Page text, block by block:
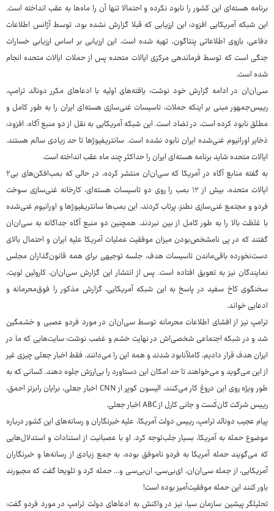
برنامه هسته‌ای این کشور را نابود نکرده و احتمالا تنها آن را ماه‌ها به عقب انداخته است.
این شبکه آمریکایی افزود: این ارزیابی که قبلا گزارش نشده بود، توسط آژانس اطلاعات
دفاعی، بازوی اطلاعاتی پنتاگون، تهیه شده است. این ارزیابی بر اساس ارزیابی خسارات
جنگی است که توسط فرماندهی مرکزی ایالات متحده پس از حملات ایالات متحده انجام
شده است.
سی‌ان‌ان در ادامه گزارش خود نوشت: یافته‌های اولیه با ادعاهای مکرر دونالد ترامپ،
رییس‌جمهور مبنی بر اینکه حملات، تاسیسات غنی‌سازی هسته‌ای ایران را به طور کامل و
مطلق نابود کرده است، در تضاد است. این شبکه آمریکایی به نقل از دو منبع آگاه، افزود:
ذخایر اورانیوم غنی‌شده ایران نابود نشده است. سانتریفیوژها تا حد زیادی سالم هستند.
ایالات متحده شاید برنامه هسته‌ای ایران را حداکثر چند ماه عقب انداخته است.
به گفته منابع آگاه در آمریکا که سی‌ان‌ان منتشر کرده، در حالی که بمب‌افکن‌های بی۲
ایالات متحده، بیش از ۱۲ بمب را روی دو تاسیسات هسته‌ای، کارخانه غنی‌سازی سوخت
فردو و مجتمع غنی‌سازی نطنز، پرتاب کردند، این بمب‌ها سانتریفیوژها و اورانیوم غنی‌شده
با غلظت بالا را به طور کامل از بین نبردند. همچنین دو منبع آگاه جداگانه به سی‌ان‌ان
گفتند که در پی نامشخص‌بودن میزان موفقیت عملیات آمریکا علیه ایران و احتمال بالای
دست‌نخورده باقی‌ماندن تاسیسات هدف، جلسه توجیهی برای همه قانون‌گذاران مجلس
نمایندگان نیز به تعویق افتاده است. پس از انتشار این گزارش سی‌ان‌ان، کارولین لویت،
سخنگوی کاخ سفید در پاسخ به این شبکه آمریکایی، گزارش مذکور را فوق‌محرمانه و
ادعایی خواند.
ترامپ نیز از افشای اطلاعات محرمانه توسط سی‌ان‌ان در مورد فردو عصبی و خشمگین
شد و در شبکه اجتماعی شخصی‌اش در نهایت خشم و غضب نوشت: سایت‌هایی که ما در
ایران هدف قرار دادیم، کاملاًنابود شدند و همه این را می‌دانند. فقط اخبار جعلی چیزی غیر
از این می‌گوید و می‌خواهند تا حد امکان این دستاورد را بی‌ارزش جلوه دهند. کسانی که به
طور ویژه روی این دروغ کار می‌کنند، الیسون کوپر از CNN اخبار جعلی، برایان رابرتز احمق،
رییس شرکت کان‌کَست و جانی کارل از ABC اخبار جعلی.
پیام عجیب دونالد ترامپ، رییس دولت آمریکا، علیه خبرنگاران و رسانه‌های این کشور درباره
موضوع حمله به آمریکا، بسیار جلب‌توجه کرد. او با عصبانیت از استنادات و استدلال‌هایی
که می‌گویند حمله آمریکا به فردو ناموفق بوده، به جمع زیادی از رسانه‌ها و خبرنگاران
آمریکایی، از جمله سی‌ان‌ان، ای‌بی‌سی، ان‌بی‌سی و... حمله کرد و تلویحا گفت که مجبورند
باور کنند این حمله موفقیت‌آمیز بوده است!
تحلیلگر پیشین سازمان سیا، نیز در واکنش به ادعاهای دولت ترامپ در مورد فردو گفت: